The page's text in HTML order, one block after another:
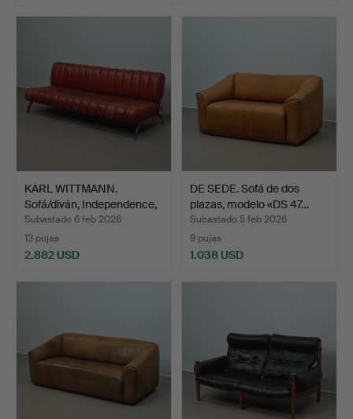
KARL WITTMANN.
Sofá/diván, Independence,
p…
Subastado 6 feb 2026
13 pujas
2.882 USD
DE SEDE. Sofá de dos
plazas, modelo «DS 47…
Subastado 5 feb 2026
9 pujas
1.038 USD